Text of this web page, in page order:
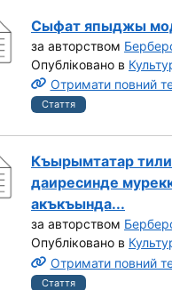
під номером 1
Сыфат япыджы
за авторством
Опубліковано в
Отримати повний
Стаття
під номером 2
Къырымтатар
даиресинде
акъкъында...
за авторством
Опубліковано в
Отримати повний
Стаття